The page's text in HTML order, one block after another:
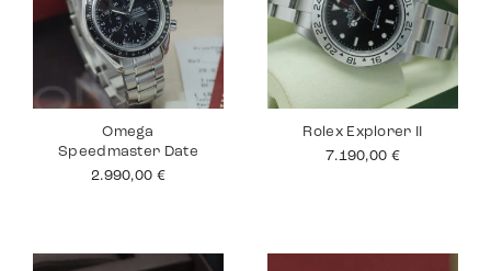
Omega
Speedmaster Date
2.990,00 €
Rolex Explorer II
7.190,00 €